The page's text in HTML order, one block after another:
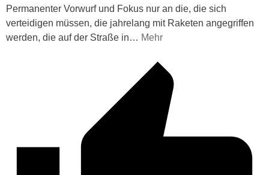
Permanenter Vorwurf und Fokus nur an die, die sich
verteidigen müssen, die jahrelang mit Raketen angegriffen
werden, die auf der Straße in… Mehr